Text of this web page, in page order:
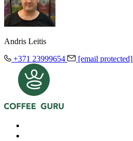
Andris Leitis
+371 23999654
[email protected]